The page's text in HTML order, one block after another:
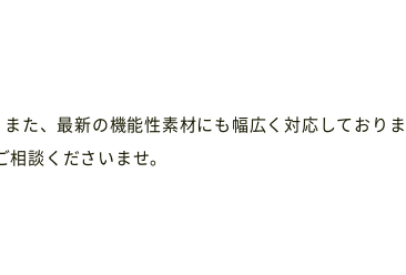
た、最新の機能性素材にも幅広く対応しておりま
談くださいませ。